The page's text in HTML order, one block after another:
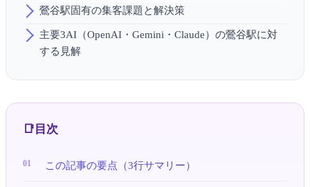
鶯谷駅固有の集客課題と解決策
主要3AI（OpenAI・Gemini・Claude）の鶯谷駅に対
する見解
目次
この記事の要点（3行サマリー）